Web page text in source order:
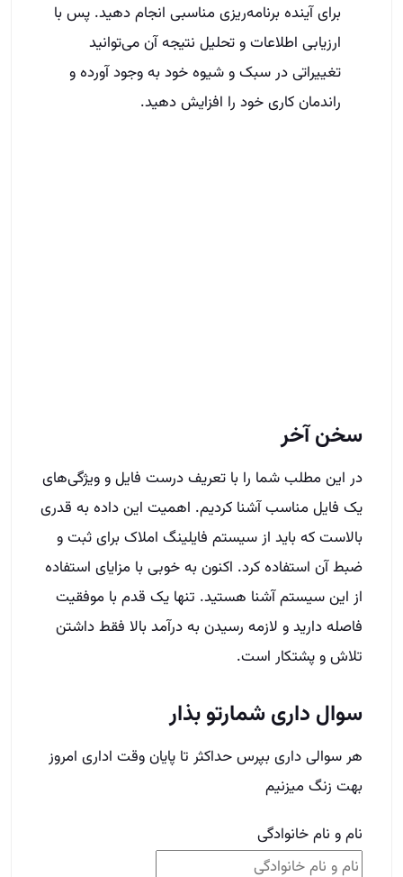
برای آینده برنامه‌ریزی مناسبی انجام دهید. پس با
ارزیابی اطلاعات و تحلیل نتیجه آن می‌توانید
تغییراتی در سبک و شیوه خود به وجود آورده و
راندمان کاری خود را افزایش دهید.
فاصله دارید و لازمه رسیدن به درآمد بالا فقط داشتن
تلاش و پشتکار است.
سوال داری شمارتو بذار
هر سوالی داری بپرس حداکثر تا پایان وقت اداری امروز
بهت زنگ میزنیم
نام و نام خانوادگی
شهر
شماره تماس(Required)
Phone